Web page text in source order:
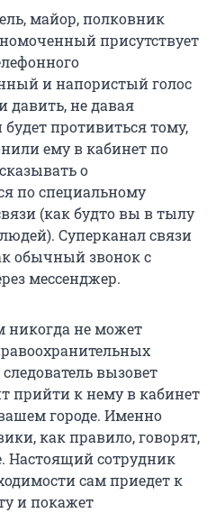
майор, полковник
присутствует
и напористый голос
давить, не давая
противиться тому,
ему в кабинет по
о
по специальному
(как будто вы в тылу
Суперканал связи
обычный звонок с
мессенджер.
никогда не может
вызовет
прийти к нему в кабинет
городе. Именно
как правило, говорят,
Настоящий сотрудник
сам приедет к
и покажет